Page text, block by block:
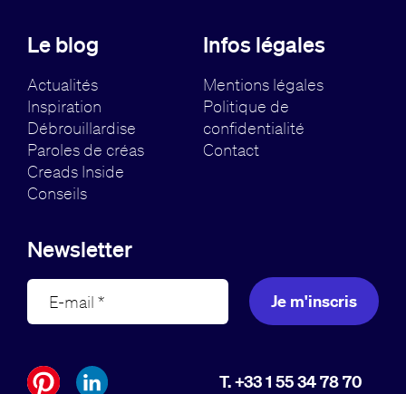
Le blog
Actualités
Inspiration
Débrouillardise
Paroles de créas
Creads Inside
Conseils
Infos légales
Mentions légales
Politique de
confidentialité
Contact
Newsletter
Je m'inscris
T. +33 1 55 34 78 70